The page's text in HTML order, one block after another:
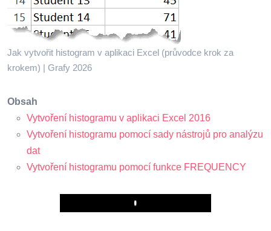
Jak vytvořit histogram v aplikaci Excel (průvodce krok za
krokem) | Grafy 2026
Obsah
Vytvoření histogramu v aplikaci Excel 2016
Vytvoření histogramu pomocí sady nástrojů pro analýzu
dat
Vytvoření histogramu pomocí funkce FREQUENCY
Play